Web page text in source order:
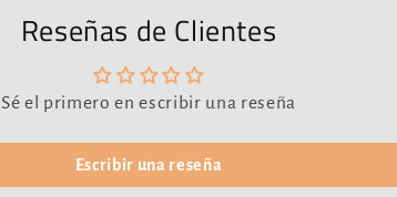
Reseñas de Clientes
Sé el primero en escribir una reseña
Escribir una reseña